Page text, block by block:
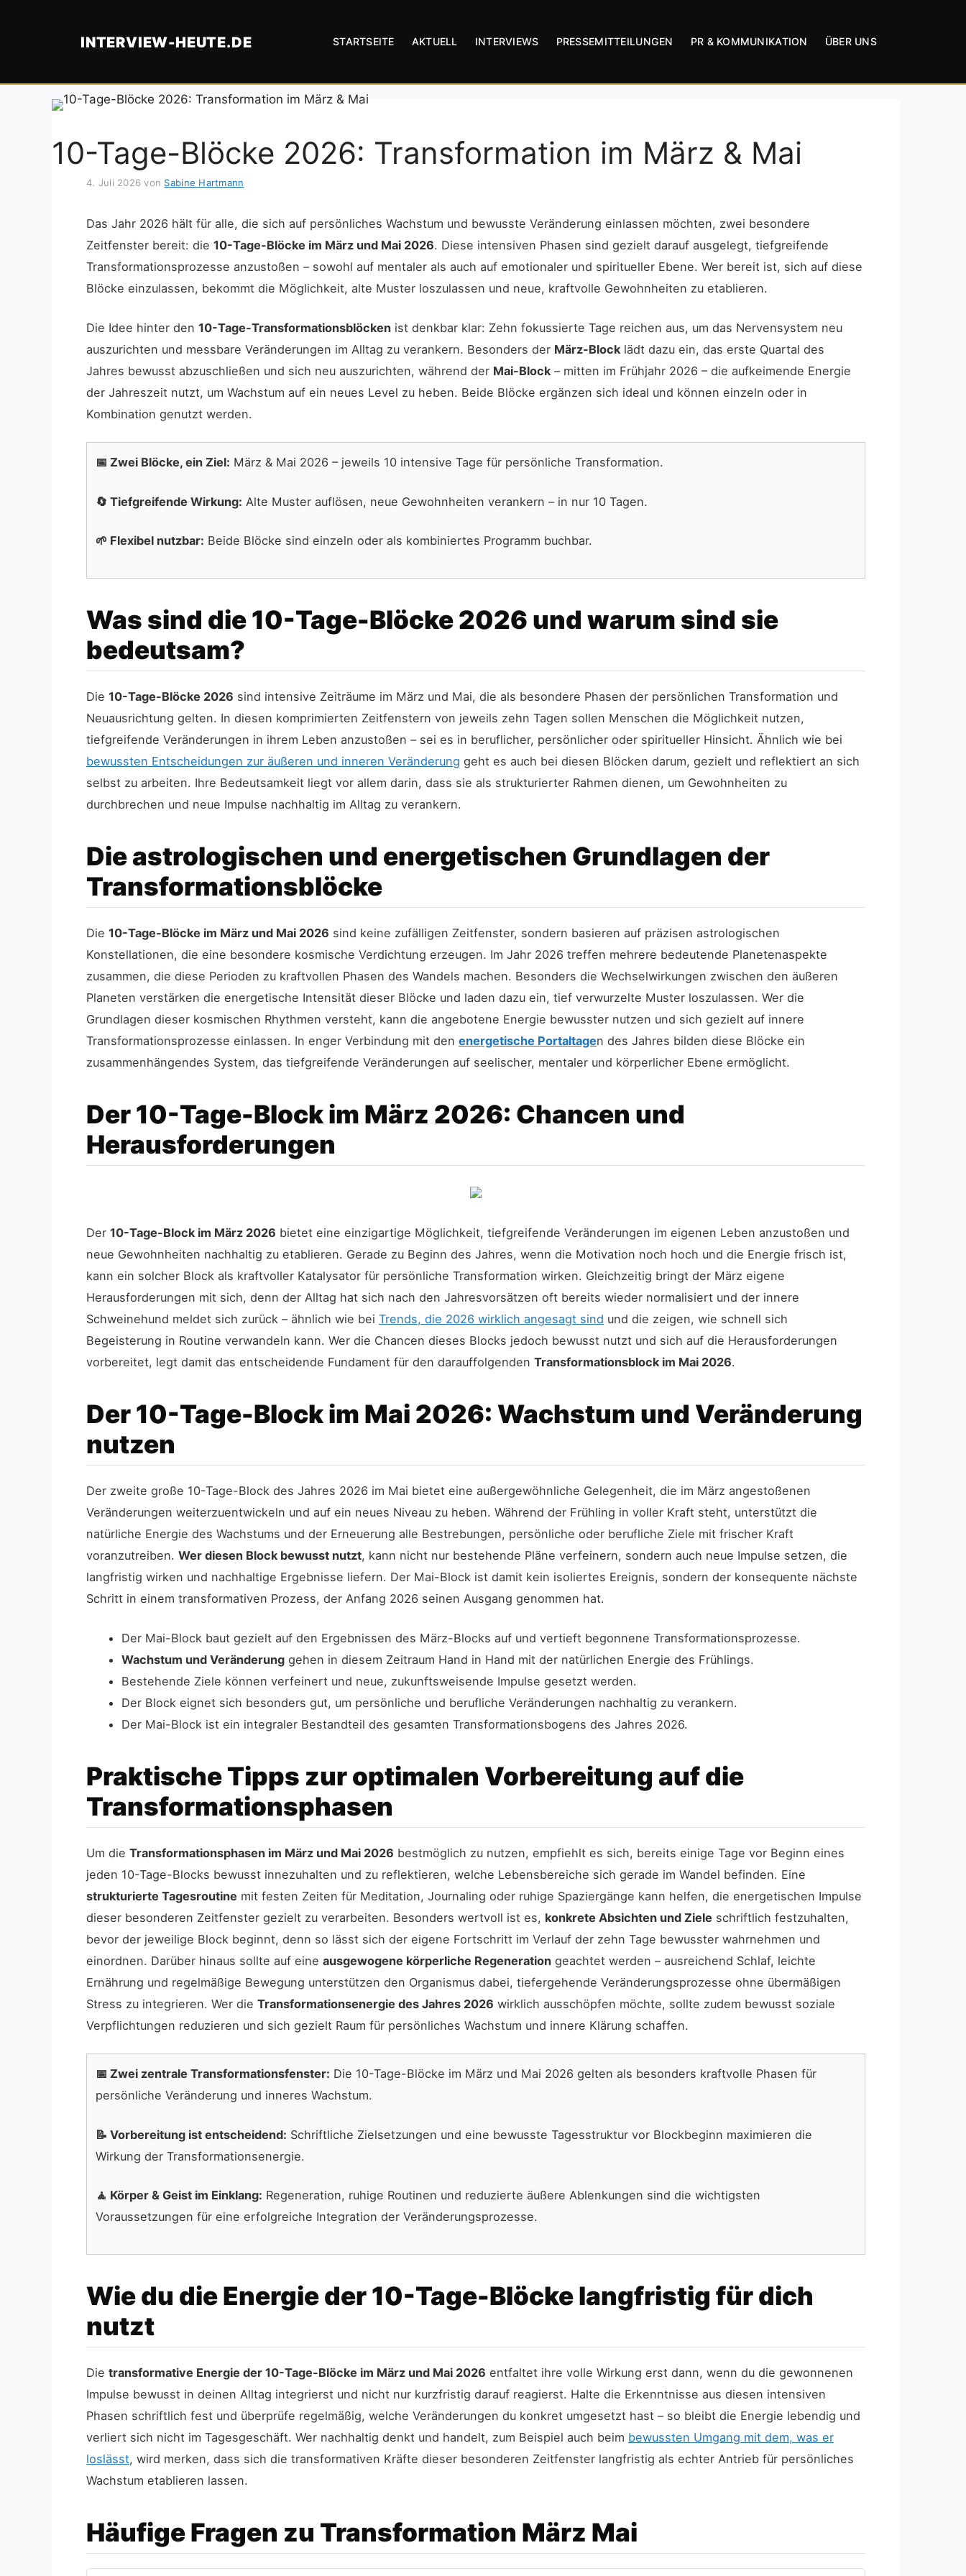
INTERVIEW-HEUTE.DE STARTSEITE AKTUELL INTERVIEWS PRESSEMITTEILUNGEN PR & KOMMUNIKATION ÜBER UNS
10-Tage-Blöcke 2026: Transformation im März & Mai
4. Juli 2026 von Sabine Hartmann
Das Jahr 2026 hält für alle, die sich auf persönliches Wachstum und bewusste Veränderung einlassen möchten, zwei besondere
Zeitfenster bereit: die 10-Tage-Blöcke im März und Mai 2026. Diese intensiven Phasen sind gezielt darauf ausgelegt, tiefgreifende
Transformationsprozesse anzustoßen – sowohl auf mentaler als auch auf emotionaler und spiritueller Ebene. Wer bereit ist, sich auf diese
Blöcke einzulassen, bekommt die Möglichkeit, alte Muster loszulassen und neue, kraftvolle Gewohnheiten zu etablieren.
Die Idee hinter den 10-Tage-Transformationsblöcken ist denkbar klar: Zehn fokussierte Tage reichen aus, um das Nervensystem neu
auszurichten und messbare Veränderungen im Alltag zu verankern. Besonders der März-Block lädt dazu ein, das erste Quartal des
Jahres bewusst abzuschließen und sich neu auszurichten, während der Mai-Block – mitten im Frühjahr 2026 – die aufkeimende Energie
der Jahreszeit nutzt, um Wachstum auf ein neues Level zu heben. Beide Blöcke ergänzen sich ideal und können einzeln oder in
Kombination genutzt werden.
📅 Zwei Blöcke, ein Ziel: März & Mai 2026 – jeweils 10 intensive Tage für persönliche Transformation.
🔄 Tiefgreifende Wirkung: Alte Muster auflösen, neue Gewohnheiten verankern – in nur 10 Tagen.
🌱 Flexibel nutzbar: Beide Blöcke sind einzeln oder als kombiniertes Programm buchbar.
Was sind die 10-Tage-Blöcke 2026 und warum sind sie
bedeutsam?
Die 10-Tage-Blöcke 2026 sind intensive Zeiträume im März und Mai, die als besondere Phasen der persönlichen Transformation und
Neuausrichtung gelten. In diesen komprimierten Zeitfenstern von jeweils zehn Tagen sollen Menschen die Möglichkeit nutzen,
tiefgreifende Veränderungen in ihrem Leben anzustoßen – sei es in beruflicher, persönlicher oder spiritueller Hinsicht. Ähnlich wie bei
bewussten Entscheidungen zur äußeren und inneren Veränderung geht es auch bei diesen Blöcken darum, gezielt und reflektiert an sich
selbst zu arbeiten. Ihre Bedeutsamkeit liegt vor allem darin, dass sie als strukturierter Rahmen dienen, um Gewohnheiten zu
durchbrechen und neue Impulse nachhaltig im Alltag zu verankern.
Die astrologischen und energetischen Grundlagen der
Transformationsblöcke
Die 10-Tage-Blöcke im März und Mai 2026 sind keine zufälligen Zeitfenster, sondern basieren auf präzisen astrologischen
Konstellationen, die eine besondere kosmische Verdichtung erzeugen. Im Jahr 2026 treffen mehrere bedeutende Planetenaspekte
zusammen, die diese Perioden zu kraftvollen Phasen des Wandels machen. Besonders die Wechselwirkungen zwischen den äußeren
Planeten verstärken die energetische Intensität dieser Blöcke und laden dazu ein, tief verwurzelte Muster loszulassen. Wer die
Grundlagen dieser kosmischen Rhythmen versteht, kann die angebotene Energie bewusster nutzen und sich gezielt auf innere
Transformationsprozesse einlassen. In enger Verbindung mit den energetische Portaltagen des Jahres bilden diese Blöcke ein
zusammenhängendes System, das tiefgreifende Veränderungen auf seelischer, mentaler und körperlicher Ebene ermöglicht.
Der 10-Tage-Block im März 2026: Chancen und
Herausforderungen
Der 10-Tage-Block im März 2026 bietet eine einzigartige Möglichkeit, tiefgreifende Veränderungen im eigenen Leben anzustoßen und
neue Gewohnheiten nachhaltig zu etablieren. Gerade zu Beginn des Jahres, wenn die Motivation noch hoch und die Energie frisch ist,
kann ein solcher Block als kraftvoller Katalysator für persönliche Transformation wirken. Gleichzeitig bringt der März eigene
Herausforderungen mit sich, denn der Alltag hat sich nach den Jahresvorsätzen oft bereits wieder normalisiert und der innere
Schweinehund meldet sich zurück – ähnlich wie bei Trends, die 2026 wirklich angesagt sind und die zeigen, wie schnell sich
Begeisterung in Routine verwandeln kann. Wer die Chancen dieses Blocks jedoch bewusst nutzt und sich auf die Herausforderungen
vorbereitet, legt damit das entscheidende Fundament für den darauffolgenden Transformationsblock im Mai 2026.
Der 10-Tage-Block im Mai 2026: Wachstum und Veränderung
nutzen
Der zweite große 10-Tage-Block des Jahres 2026 im Mai bietet eine außergewöhnliche Gelegenheit, die im März angestoßenen
Veränderungen weiterzuentwickeln und auf ein neues Niveau zu heben. Während der Frühling in voller Kraft steht, unterstützt die
natürliche Energie des Wachstums und der Erneuerung alle Bestrebungen, persönliche oder berufliche Ziele mit frischer Kraft
voranzutreiben. Wer diesen Block bewusst nutzt, kann nicht nur bestehende Pläne verfeinern, sondern auch neue Impulse setzen, die
langfristig wirken und nachhaltige Ergebnisse liefern. Der Mai-Block ist damit kein isoliertes Ereignis, sondern der konsequente nächste
Schritt in einem transformativen Prozess, der Anfang 2026 seinen Ausgang genommen hat.
Der Mai-Block baut gezielt auf den Ergebnissen des März-Blocks auf und vertieft begonnene Transformationsprozesse.
Wachstum und Veränderunggehen in diesem Zeitraum Hand in Hand mit der natürlichen Energie des Frühlings.
Bestehende Ziele können verfeinert und neue, zukunftsweisende Impulse gesetzt werden.
Der Block eignet sich besonders gut, um persönliche und berufliche Veränderungen nachhaltig zu verankern.
Der Mai-Block ist ein integraler Bestandteil des gesamten Transformationsbogens des Jahres 2026.
Praktische Tipps zur optimalen Vorbereitung auf die
Transformationsphasen
Um die Transformationsphasen im März und Mai 2026 bestmöglich zu nutzen, empfiehlt es sich, bereits einige Tage vor Beginn eines
jeden 10-Tage-Blocks bewusst innezuhalten und zu reflektieren, welche Lebensbereiche sich gerade im Wandel befinden. Eine
strukturierte Tagesroutine mit festen Zeiten für Meditation, Journaling oder ruhige Spaziergänge kann helfen, die energetischen Impulse
dieser besonderen Zeitfenster gezielt zu verarbeiten. Besonders wertvoll ist es, konkrete Absichten und Ziele schriftlich festzuhalten,
bevor der jeweilige Block beginnt, denn so lässt sich der eigene Fortschritt im Verlauf der zehn Tage bewusster wahrnehmen und
einordnen. Darüber hinaus sollte auf eine ausgewogene körperliche Regeneration geachtet werden – ausreichend Schlaf, leichte
Ernährung und regelmäßige Bewegung unterstützen den Organismus dabei, tiefergehende Veränderungsprozesse ohne übermäßigen
Stress zu integrieren. Wer die Transformationsenergie des Jahres 2026 wirklich ausschöpfen möchte, sollte zudem bewusst soziale
Verpflichtungen reduzieren und sich gezielt Raum für persönliches Wachstum und innere Klärung schaffen.
📅 Zwei zentrale Transformationsfenster: Die 10-Tage-Blöcke im März und Mai 2026 gelten als besonders kraftvolle Phasen für
persönliche Veränderung und inneres Wachstum.
📝 Vorbereitung ist entscheidend: Schriftliche Zielsetzungen und eine bewusste Tagesstruktur vor Blockbeginn maximieren die
Wirkung der Transformationsenergie.
🧘 Körper & Geist im Einklang: Regeneration, ruhige Routinen und reduzierte äußere Ablenkungen sind die wichtigsten
Voraussetzungen für eine erfolgreiche Integration der Veränderungsprozesse.
Wie du die Energie der 10-Tage-Blöcke langfristig für dich
nutzt
Die transformative Energie der 10-Tage-Blöcke im März und Mai 2026 entfaltet ihre volle Wirkung erst dann, wenn du die gewonnenen
Impulse bewusst in deinen Alltag integrierst und nicht nur kurzfristig darauf reagierst. Halte die Erkenntnisse aus diesen intensiven
Phasen schriftlich fest und überprüfe regelmäßig, welche Veränderungen du konkret umgesetzt hast – so bleibt die Energie lebendig und
verliert sich nicht im Tagesgeschäft. Wer nachhaltig denkt und handelt, zum Beispiel auch beim bewussten Umgang mit dem, was er
loslässt, wird merken, dass sich die transformativen Kräfte dieser besonderen Zeitfenster langfristig als echter Antrieb für persönliches
Wachstum etablieren lassen.
Häufige Fragen zu Transformation März Mai